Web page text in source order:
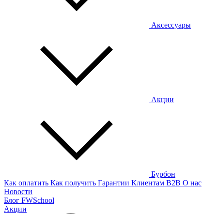
Аксессуары
Акции
Бурбон
Как оплатить Как получить Гарантии Клиентам B2B О нас
Новости
Блог FWSchool
Акции